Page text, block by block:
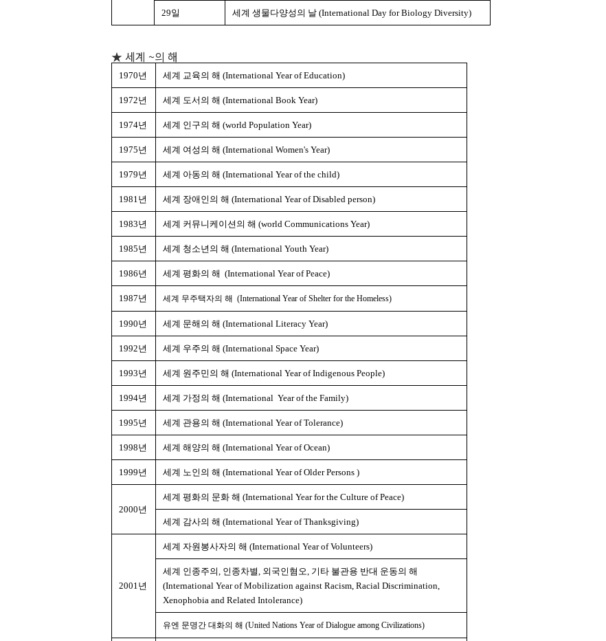
29일 세계 생물다양성의 날 (International Day for Biology Diversity)
★ 세계 ~의 해
1970년 세계 교육의 해 (International Year of Education)
1972년 세계 도서의 해 (International Book Year)
1974년 세계 인구의 해 (world Population Year)
1975년 세계 여성의 해 (International Women's Year)
1979년 세계 아동의 해 (International Year of the child)
1981년 세계 장애인의 해 (International Year of Disabled person)
1983년 세계 커뮤니케이션의 해 (world Communications Year)
1985년 세계 청소년의 해 (International Youth Year)
1986년 세계 평화의 해 (International Year of Peace)
1987년 세계 무주택자의 해 (International Year of Shelter for the Homeless)
1990년 세계 문해의 해 (International Literacy Year)
1992년 세계 우주의 해 (International Space Year)
1993년 세계 원주민의 해 (International Year of Indigenous People)
1994년 세계 가정의 해 (International Year of the Family)
1995년 세계 관용의 해 (International Year of Tolerance)
1998년 세계 해양의 해 (International Year of Ocean)
1999년 세계 노인의 해 (International Year of Older Persons )
2000년
세계 평화의 문화 해 (International Year for the Culture of Peace)
세계 감사의 해 (International Year of Thanksgiving)
2001년
세계 자원봉사자의 해 (International Year of Volunteers)
세계 인종주의, 인종차별, 외국인혐오, 기타 불관용 반대 운동의 해
(International Year of Mobilization against Racism, Racial Discrimination,
Xenophobia and Related Intolerance)
유엔 문명간 대화의 해 (United Nations Year of Dialogue among Civilizations)